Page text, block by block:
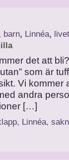
barn, Linnéa, livet
det att
som är
Vi kommer
andra
[…]
, Linnéa,